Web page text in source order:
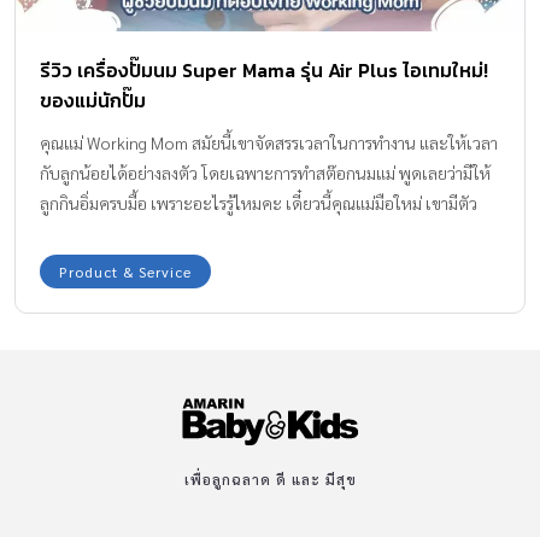
กระดูกขาดเลือด กระดูกหัก และความดันสูงในเส้นเลือดในปอด แบ่ง
อาการได้เป็น 3 ช่วงวัย […]
รีวิว เครื่องปั๊มนม Super Mama รุ่น Air Plus ไอเทมใหม่!
ของแม่นักปั๊ม
คุณแม่ Working Mom สมัยนี้เขาจัดสรรเวลาในการทำงาน และให้เวลา
กับลูกน้อยได้อย่างลงตัว โดยเฉพาะการทำสต๊อกนมแม่ พูดเลยว่ามีให้
ลูกกินอิ่มครบมื้อ เพราะอะไรรู้ไหมคะ เดี๋ยวนี้คุณแม่มือใหม่ เขามีตัว
คุณแม่ปั๊มนมที่บ้าน นอกบ้านที่ทำงาน ก็สะดวกสบายสุด ๆ แถมคุณแม่
ยังทำกิจกรรมต่าง ๆ ในชีวิตประจำวันได้คล่องตัวด้วยนะคะ
Product & Service
เพื่อลูกฉลาด ดี และ มีสุข